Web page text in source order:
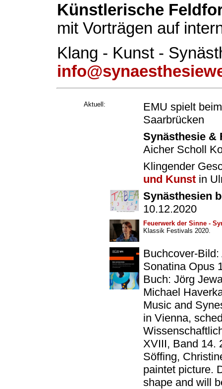
Künstlerische
mit Vorträgen auf
Klang - Kunst -
Aktuell:
EMU spielt
Saarbrücken
Synästhesie &
Aicher Scholl
Klingender
und Kunst in
Synästhesien
10.12.2020
Feuerwerk der Sinne -
Klassik Festivals 2020.
Buchcover-
Sonatina Opus
Buch: Jörg
Michael
Music and
in Vienna,
XVIII, Band 14.
Söffing,
paintet picture.
shape and will